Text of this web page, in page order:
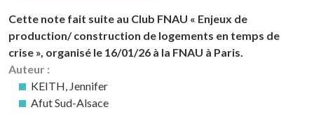
Cette note fait suite au Club FNAU « Enjeux de
production/ construction de logements en temps de
crise », organisé le 16/01/26 à la FNAU à Paris.
Auteur :
KEITH, Jennifer
Afut Sud-Alsace